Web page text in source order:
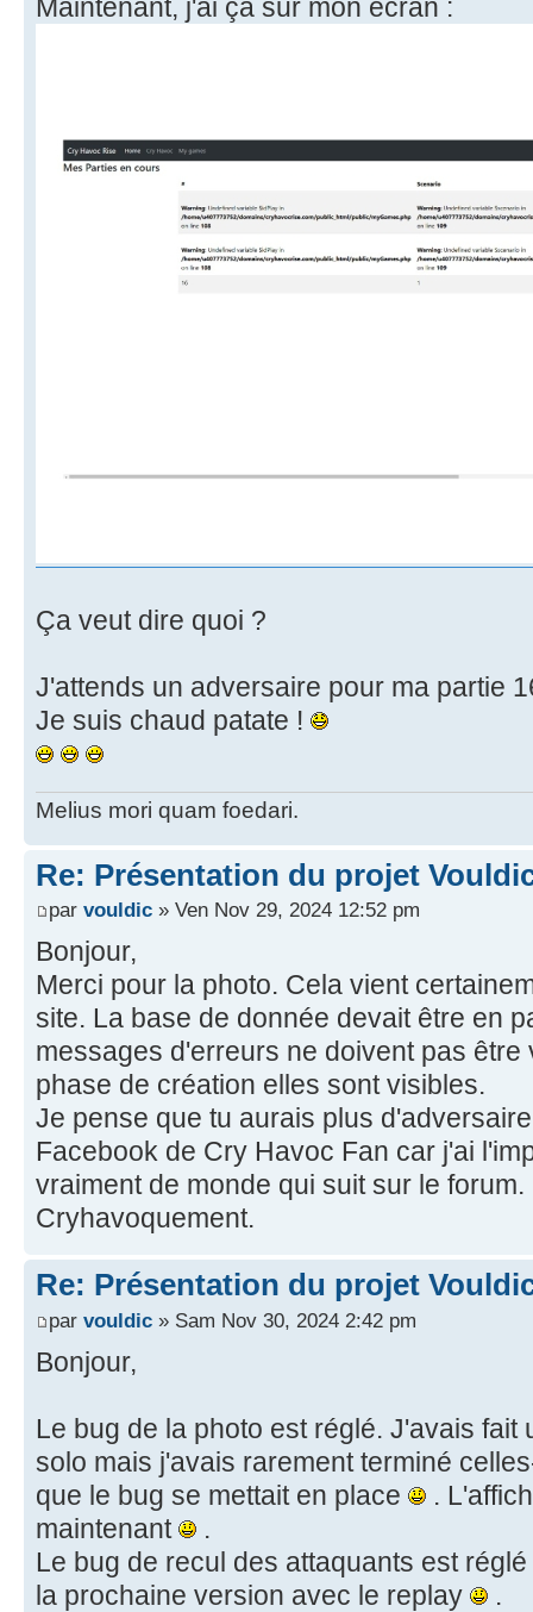
Maintenant, j'ai ça sur mon écran :
Ça veut dire quoi ?
J'attends un adversaire pour ma partie
Je suis chaud patate !
Melius mori quam foedari.
Re: Présentation du projet
par vouldic » Ven Nov 29, 2024 12:52 pm
Bonjour,
Merci pour la photo. Cela vient
site. La base de donnée devait être en
messages d'erreurs ne doivent pas être
phase de création elles sont visibles.
Je pense que tu aurais plus
Facebook de Cry Havoc Fan car j'ai
vraiment de monde qui suit sur le forum.
Cryhavoquement.
Re: Présentation du projet
par vouldic » Sam Nov 30, 2024 2:42 pm
Bonjour,
Le bug de la photo est réglé. J'avais fait
solo mais j'avais rarement terminé
que le bug se mettait en place
.
maintenant
.
Le bug de recul des attaquants est
la prochaine version avec le replay
.